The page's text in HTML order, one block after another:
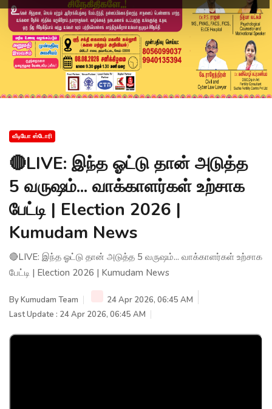
வீடியோ ஸ்டோரி
🔴LIVE: இந்த ஓட்டு தான் அடுத்த
5 வருஷம்... வாக்காளர்கள் உற்சாக
பேட்டி | Election 2026 |
Kumudam News
🔴LIVE: இந்த ஓட்டு தான் அடுத்த 5 வருஷம்... வாக்காளர்கள் உற்சாக
பேட்டி | Election 2026 | Kumudam News
ByKumudam Team
24 Apr 2026, 06:45 AM
Last Update : 24 Apr 2026, 06:45 AM